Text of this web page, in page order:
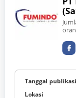
Tanggal publikasi
Lokasi